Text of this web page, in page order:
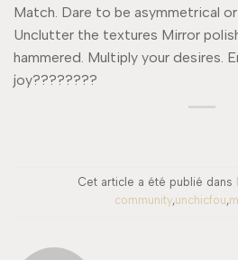
Match. Dare to be asymmetrical
Unclutter the textures Mirror
hammered. Multiply your desires.
joy????????
Cet article a été publié dans
community,unchicfou,